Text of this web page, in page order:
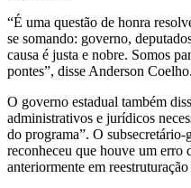
“É uma questão de honra
se somando: governo,
causa é justa e nobre. Somos
pontes”, disse Anderson Coelho.
O governo estadual também
administrativos e jurídicos
do programa”. O
reconheceu que houve um erro
anteriormente em